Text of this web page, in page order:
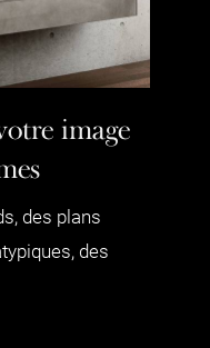
image
des plans
des